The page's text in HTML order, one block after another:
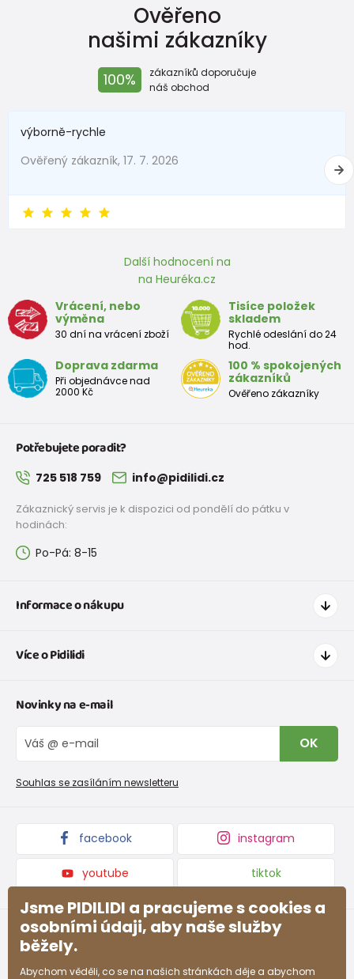
Ověřeno
našimi zákazníky
100%
zákazníků doporučuje
náš obchod
výborně-rychle
Ověřený zákazník, 17. 7. 2026
Další hodnocení na
na Heuréka.cz
Vrácení, nebo
výměna
30 dní na vrácení zboží
Tisíce položek
skladem
Rychlé odeslání do 24
hod.
Doprava zdarma
Při objednávce nad
2000 Kč
100 % spokojených
zákazníků
Ověřeno zákazníky
Potřebujete poradit?
725 518 759 info@pidilidi.cz
Zákaznický servis je k dispozici od pondělí do pátku v
hodinách:
Po-Pá: 8-15
Informace o nákupu
Doprava a platba
Tabulka velikostí obuvi
Vrácení zboží a reklamace
Reklamační řád
Více o Pidilidi
O nás
Blog
Velkoobchod PiDiLiDi
Affiliate program
Kolekce zboží
Novinky na e-mail
OK
Souhlas se zasíláním newsletteru
facebook instagram
youtube tiktok
Jsme PIDILIDI a pracujeme s cookies a
osobními údaji, aby naše služby
běžely.
Abychom věděli, co se na našich stránkách děje a abychom